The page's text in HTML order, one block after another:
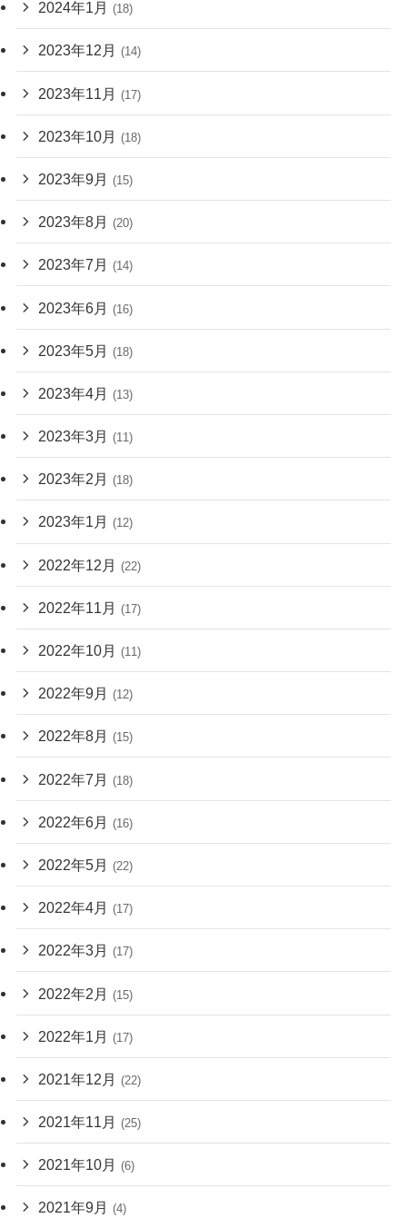
2024年1月 (18)
2023年12月 (14)
2023年11月 (17)
2023年10月 (18)
2023年9月 (15)
2023年8月 (20)
2023年7月 (14)
2023年6月 (16)
2023年5月 (18)
2023年4月 (13)
2023年3月 (11)
2023年2月 (18)
2023年1月 (12)
2022年12月 (22)
2022年11月 (17)
2022年10月 (11)
2022年9月 (12)
2022年8月 (15)
2022年7月 (18)
2022年6月 (16)
2022年5月 (22)
2022年4月 (17)
2022年3月 (17)
2022年2月 (15)
2022年1月 (17)
2021年12月 (22)
2021年11月 (25)
2021年10月 (6)
2021年9月 (4)